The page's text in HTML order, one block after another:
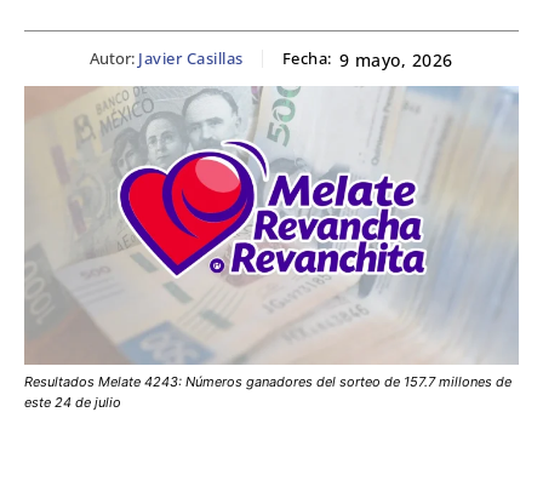
Autor: Javier Casillas Fecha: 9 mayo, 2026
Resultados Melate 4243: Números ganadores del sorteo de 157.7 millones de
este 24 de julio